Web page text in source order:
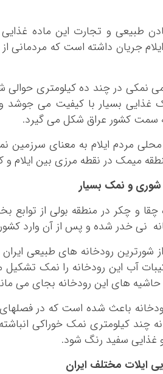
طبیعی و تجارت این ماده
جریان داشته است که مردمانی
نمکی در چند ده کیلومتری حوالی
بسیار با کیفیت می جوشد
سمت کشور عراق شکل می گیرد.
مردم ایلام به معنای
میمک در نقطه مرزی بین ایلام
شوری و نمک بسیار
چقا و چکر در منطقه بولی از
نی خدر شده و پس از آن وارد
شورترین رودخانه های طبیعی ایران
آب این رودخانه را نمک
های این رودخانه بجای می
باعث شده است که در
چند کیلومتری نمک خوراکی
سفید رنگ شود.
ایلات مختلف ایران